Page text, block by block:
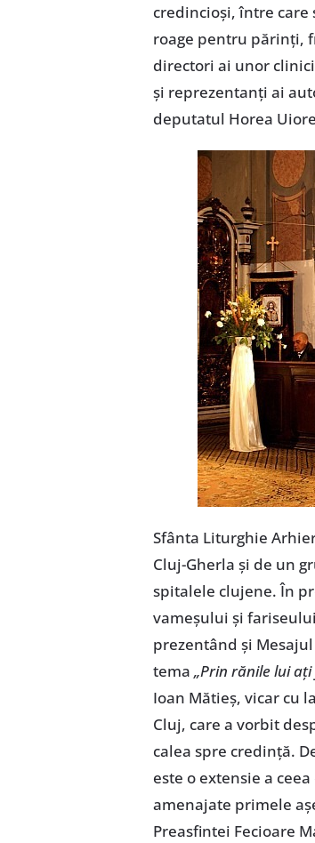
credincioşi, între
roage pentru părinţi,
directori ai unor
şi reprezentanţi ai
deputatul Horea
Sfânta Liturghie
Cluj-Gherla şi de un
spitalele clujene. În
vameşului şi
prezentând şi
tema „Prin rănile lui aţi
Ioan Mătieş, vicar cu
Cluj, care a vorbit
calea spre credinţă.
este o extensie a
amenajate primele
Preasfintei Fecioare